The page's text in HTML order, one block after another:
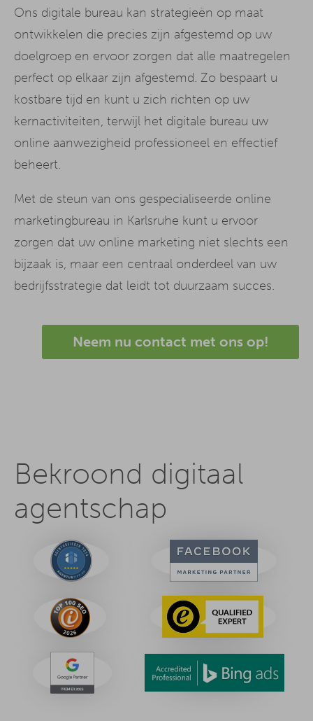
Ons digitale bureau kan strategieën op maat
ontwikkelen die precies zijn afgestemd op uw
doelgroep en ervoor zorgen dat alle maatregelen
perfect op elkaar zijn afgestemd. Zo bespaart u
kostbare tijd en kunt u zich richten op uw
kernactiviteiten, terwijl het digitale bureau uw
online aanwezigheid professioneel en effectief
beheert.
Met de steun van ons gespecialiseerde online
marketingbureau in Karlsruhe kunt u ervoor
zorgen dat uw online marketing niet slechts een
bijzaak is, maar een centraal onderdeel van uw
bedrijfsstrategie dat leidt tot duurzaam succes.
Neem nu contact met ons op!
Bekroond digitaal
agentschap